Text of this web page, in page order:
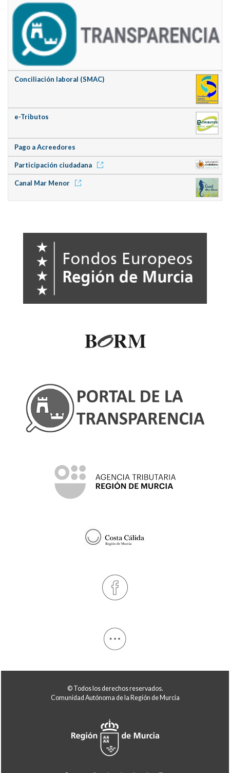
Conciliación laboral (SMAC)
e-Tributos
Pago a Acreedores
Participación ciudadana
Canal Mar Menor
© Todos los derechos reservados.
Comunidad Autónoma de la Región de Murcia